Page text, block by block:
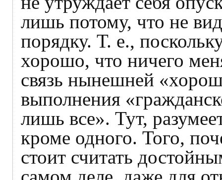
лишь потому, что не
порядку. Т. е.,
хорошо, что ничего
связь нынешней
выполнения
лишь все». Тут,
кроме одного. Того,
стоит считать